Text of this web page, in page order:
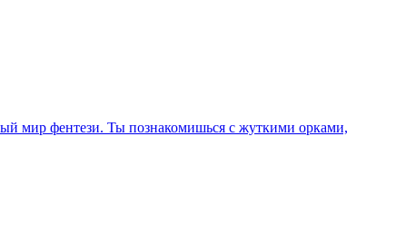
мир фентези. Ты познакомишься с жуткими орками,